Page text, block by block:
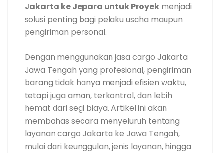
Jakarta ke Jepara untuk Proyek menjadi
solusi penting bagi pelaku usaha maupun
pengiriman personal.
Dengan menggunakan jasa cargo Jakarta
Jawa Tengah yang profesional, pengiriman
barang tidak hanya menjadi efisien waktu,
tetapi juga aman, terkontrol, dan lebih
hemat dari segi biaya. Artikel ini akan
membahas secara menyeluruh tentang
layanan cargo Jakarta ke Jawa Tengah,
mulai dari keunggulan, jenis layanan, hingga